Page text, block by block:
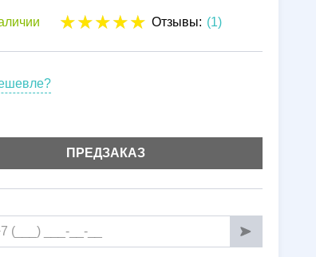
Установка
Отзывы: (1)
ПРЕДЗАКАЗ